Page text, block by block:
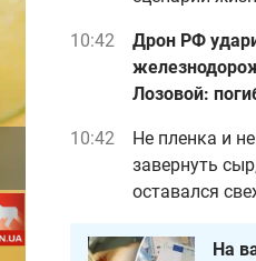
10:42
Дрон РФ
Лозовой:
10:42
Не пленка и
завернуть
оставался
На